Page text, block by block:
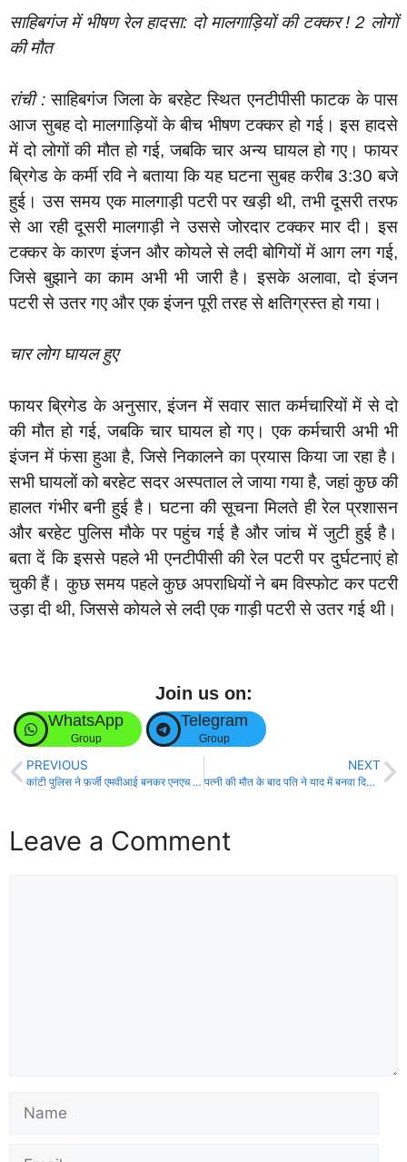
साहिबगंज में भीषण रेल हादसा: दो मालगाड़ियों की टक्कर ! 2 लोगों
की मौत
रांची :साहिबगंज जिला के बरहेट स्थित एनटीपीसी फाटक के पास
आज सुबह दो मालगाड़ियों के बीच भीषण टक्कर हो गई। इस हादसे
में दो लोगों की मौत हो गई, जबकि चार अन्य घायल हो गए। फायर
ब्रिगेड के कर्मी रवि ने बताया कि यह घटना सुबह करीब 3:30 बजे
हुई। उस समय एक मालगाड़ी पटरी पर खड़ी थी, तभी दूसरी तरफ
से आ रही दूसरी मालगाड़ी ने उससे जोरदार टक्कर मार दी। इस
टक्कर के कारण इंजन और कोयले से लदी बोगियों में आग लग गई,
जिसे बुझाने का काम अभी भी जारी है। इसके अलावा, दो इंजन
पटरी से उतर गए और एक इंजन पूरी तरह से क्षतिग्रस्त हो गया।
चार लोग घायल हुए
फायर ब्रिगेड के अनुसार, इंजन में सवार सात कर्मचारियों में से दो
की मौत हो गई, जबकि चार घायल हो गए। एक कर्मचारी अभी भी
इंजन में फंसा हुआ है, जिसे निकालने का प्रयास किया जा रहा है।
सभी घायलों को बरहेट सदर अस्पताल ले जाया गया है, जहां कुछ की
हालत गंभीर बनी हुई है। घटना की सूचना मिलते ही रेल प्रशासन
और बरहेट पुलिस मौके पर पहुंच गई है और जांच में जुटी हुई है।
बता दें कि इससे पहले भी एनटीपीसी की रेल पटरी पर दुर्घटनाएं हो
चुकी हैं। कुछ समय पहले कुछ अपराधियों ने बम विस्फोट कर पटरी
उड़ा दी थी, जिससे कोयले से लदी एक गाड़ी पटरी से उतर गई थी।
Join us on:
WhatsApp
Group
Telegram
Group
PREVIOUS
कांटी पुलिस ने फ़र्जी एमवीआई बनकर एनएच पर अवैध वसूली करते 2 शातिर को किया गिरफ्तार!
NEXT
पत्नी की मौत के बाद पति ने याद में बनवा दिया खूबसूरत मंदिर!
Leave a Comment